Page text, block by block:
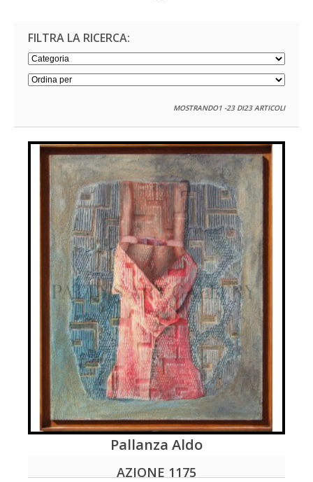
FILTRA LA RICERCA:
MOSTRANDO1 -23 DI23 ARTICOLI
LEGGI DI PIÚ
Pallanza Aldo
AZIONE 1175